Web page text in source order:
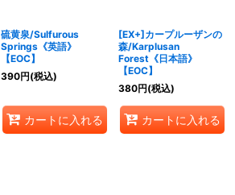
硫黄泉/Sulfurous
Springs《英語》
【EOC】
390円(税込)
カートに入れる
[EX+]カープルーザンの
森/Karplusan
Forest《日本語》
【EOC】
380円(税込)
カートに入れる